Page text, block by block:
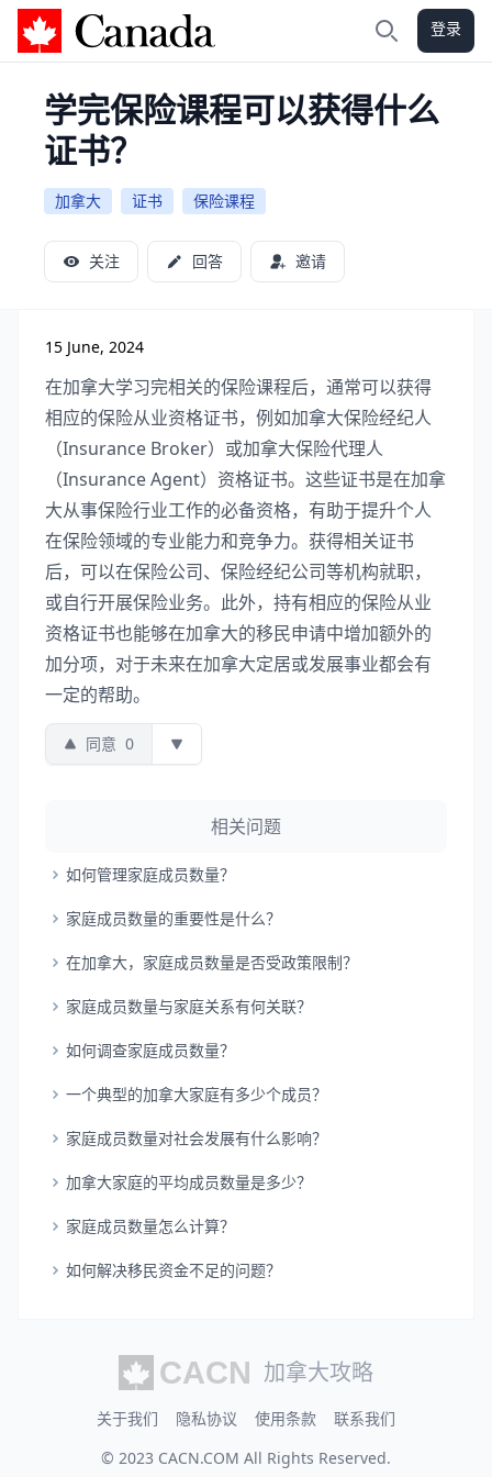
加拿大攻略 登录
学完保险课程可以获得什么
证书？
加拿大 证书 保险课程
关注 回答 邀请
15 June, 2024
在加拿大学习完相关的保险课程后，通常可以获得
相应的保险从业资格证书，例如加拿大保险经纪人
（Insurance Broker）或加拿大保险代理人
（Insurance Agent）资格证书。这些证书是在加拿
大从事保险行业工作的必备资格，有助于提升个人
在保险领域的专业能力和竞争力。获得相关证书
后，可以在保险公司、保险经纪公司等机构就职，
或自行开展保险业务。此外，持有相应的保险从业
资格证书也能够在加拿大的移民申请中增加额外的
加分项，对于未来在加拿大定居或发展事业都会有
一定的帮助。
同意 0
相关问题
如何管理家庭成员数量？
家庭成员数量的重要性是什么？
在加拿大，家庭成员数量是否受政策限制？
家庭成员数量与家庭关系有何关联？
如何调查家庭成员数量？
一个典型的加拿大家庭有多少个成员？
家庭成员数量对社会发展有什么影响？
加拿大家庭的平均成员数量是多少？
家庭成员数量怎么计算？
如何解决移民资金不足的问题？
加拿大攻略
关于我们 隐私协议 使用条款
联系我们
© 2023 CACN.COM All Rights Reserved.